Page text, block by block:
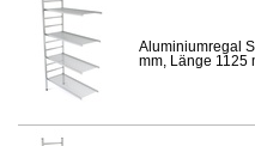
Aluminiumregal
mm, Länge 1125